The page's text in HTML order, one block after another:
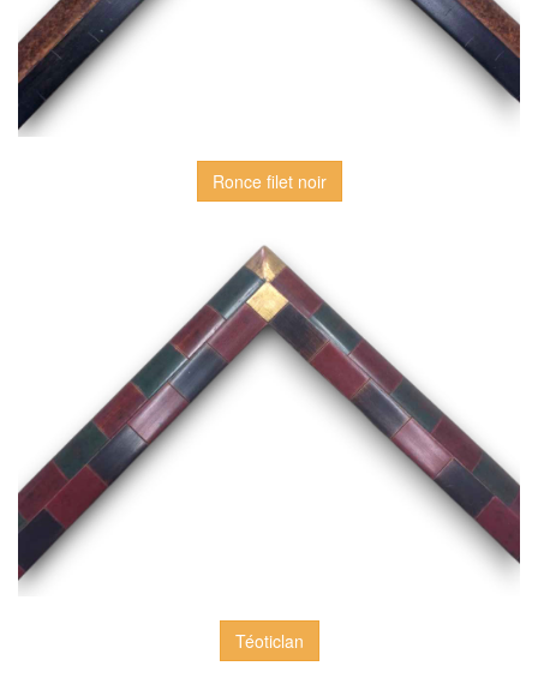
Ronce filet noir
Téoticlan